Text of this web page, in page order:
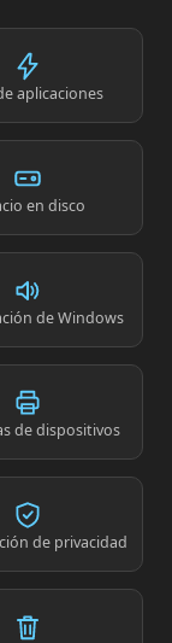
aplicaciones
en disco
de Windows
de dispositivos
de privacidad